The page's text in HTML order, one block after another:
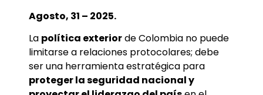
Agosto, 31 – 2025.
La política exteriorde Colombia no puede
limitarse a relaciones protocolares; debe
ser una herramienta estratégica para
proteger la seguridad nacional y